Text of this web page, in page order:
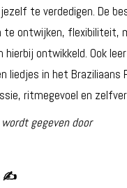
te verdedigen. De
te ontwijken, flexibiliteit,
ontwikkeld. Ook
liedjes in het Braziliaans
ritmegevoel en
gegeven door
✍️